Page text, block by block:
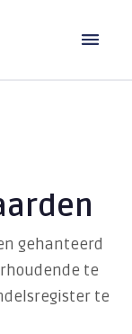
gehanteerd
te
te